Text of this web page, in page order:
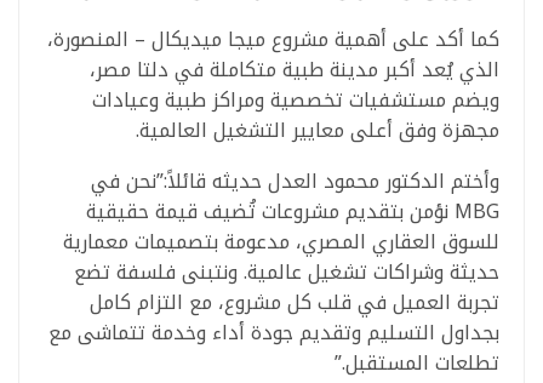
كما أكد على أهمية مشروع ميجا ميديكال – المنصورة،
الذي يُعد أكبر مدينة طبية متكاملة في دلتا مصر،
ويضم مستشفيات تخصصية ومراكز طبية وعيادات
مجهزة وفق أعلى معايير التشغيل العالمية.
وأختم الدكتور محمود العدل حديثه قائلاً:”نحن في
MBG نؤمن بتقديم مشروعات تُضيف قيمة حقيقية
للسوق العقاري المصري، مدعومة بتصميمات معمارية
حديثة وشراكات تشغيل عالمية. ونتبنى فلسفة تضع
تجربة العميل في قلب كل مشروع، مع التزام كامل
بجداول التسليم وتقديم جودة أداء وخدمة تتماشى مع
تطلعات المستقبل.”